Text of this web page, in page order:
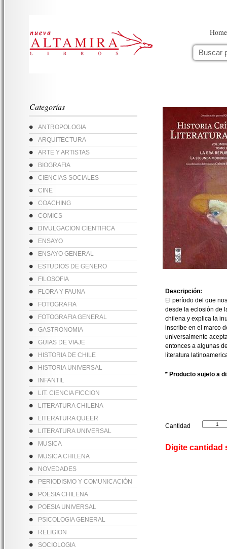
Home
Categorías
ANTROPOLOGIA
ARQUITECTURA
ARTE Y ARTISTAS
BIOGRAFIA
CIENCIAS SOCIALES
CINE
COACHING
COMICS
DIVULGACION CIENTIFICA
ENSAYO
ENSAYO GENERAL
ESTUDIOS DE GENERO
FILOSOFIA
FLORA Y FAUNA
FOTOGRAFIA
FOTOGRAFIA GENERAL
GASTRONOMIA
GUIAS DE VIAJE
HISTORIA DE CHILE
HISTORIA UNIVERSAL
INFANTIL
LIT. CIENCIA FICCION
LITERATURA CHILENA
LITERATURA QUEER
LITERATURA UNIVERSAL
MUSICA
MUSICA CHILENA
NOVEDADES
PERIODISMO Y COMUNICACIÓN
POESIA CHILENA
POESIA UNIVERSAL
PSICOLOGIA GENERAL
RELIGION
SOCIOLOGIA
Descripción:
El período del que
desde la eclosión de
chilena y explica la
inscribe en el marco
universalmente
entonces a algunas
literatura
* Producto sujeto a
Cantidad
Digite